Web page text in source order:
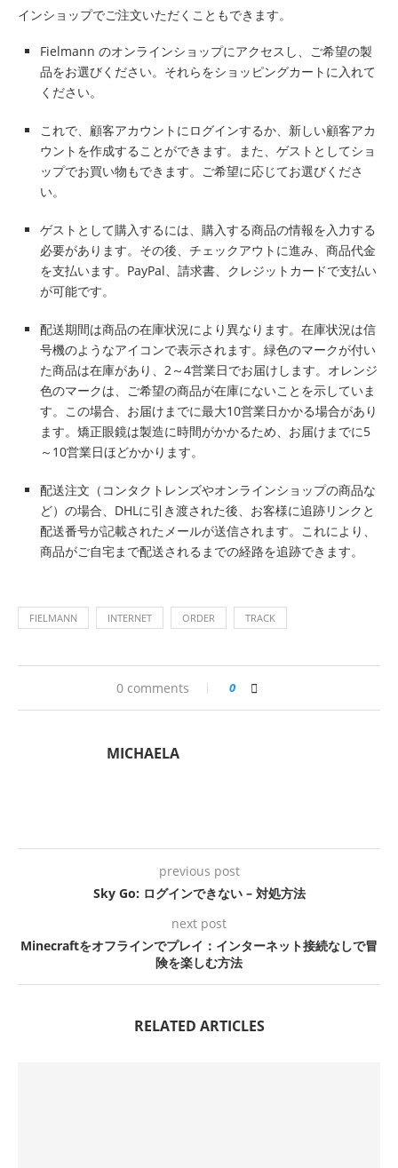
インショップでご注文いただくこともできます。
Fielmann のオンラインショップにアクセスし、ご希望の製
品をお選びください。それらをショッピングカートに入れて
ください。
これで、顧客アカウントにログインするか、新しい顧客アカ
ウントを作成することができます。また、ゲストとしてショ
ップでお買い物もできます。ご希望に応じてお選びくださ
い。
ゲストとして購入するには、購入する商品の情報を入力する
必要があります。その後、チェックアウトに進み、商品代金
を支払います。PayPal、請求書、クレジットカードで支払い
が可能です。
配送期間は商品の在庫状況により異なります。在庫状況は信
号機のようなアイコンで表示されます。緑色のマークが付い
た商品は在庫があり、2～4営業日でお届けします。オレンジ
色のマークは、ご希望の商品が在庫にないことを示していま
す。この場合、お届けまでに最大10営業日かかる場合があり
ます。矯正眼鏡は製造に時間がかかるため、お届けまでに5
～10営業日ほどかかります。
配送注文（コンタクトレンズやオンラインショップの商品な
ど）の場合、DHLに引き渡された後、お客様に追跡リンクと
配送番号が記載されたメールが送信されます。これにより、
商品がご自宅まで配送されるまでの経路を追跡できます。
FIELMANN INTERNET ORDER TRACK
0 comments 0
MICHAELA
previous post
Sky Go: ログインできない – 対処方法
next post
Minecraftをオフラインでプレイ：インターネット接続なしで冒
険を楽しむ方法
RELATED ARTICLES